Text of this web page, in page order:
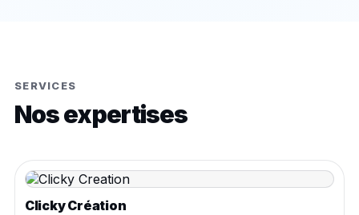
SERVICES
Nos expertises
Clicky Création